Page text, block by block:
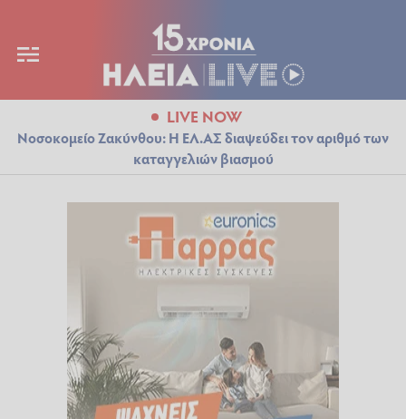
LIVE NOW
Νοσοκομείο Ζακύνθου: Η ΕΛ.ΑΣ διαψεύδει τον αριθμό των
καταγγελιών βιασμού